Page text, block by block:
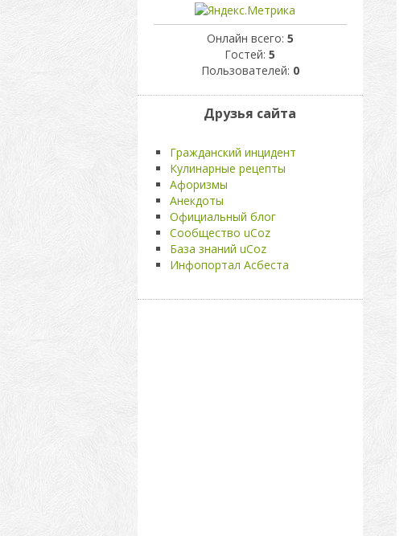
Онлайн всего: 5
Гостей: 5
Пользователей: 0
Друзья сайта
Гражданский инцидент
Кулинарные рецепты
Афоризмы
Анекдоты
Официальный блог
Сообщество uCoz
База знаний uCoz
Инфопортал Асбеста